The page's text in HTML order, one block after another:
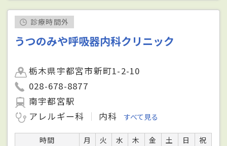
診療時間外
うつのみや呼吸器内科クリニック
栃木県宇都宮市新町1-2-10
028-678-8877
南宇都宮駅
アレルギー科
内科 すべて見る
時間 月 火 水 木 金 土 日
祝